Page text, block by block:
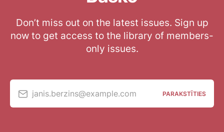
Don’t miss out on the latest issues. Sign up
now to get access to the library of members-
only issues.
janis.berzins@example.com PARAKSTĪTIES